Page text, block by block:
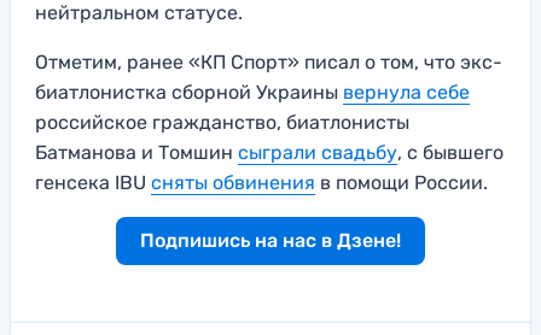
нейтральном статусе.
Отметим, ранее «КП Спорт» писал о том, что экс-
биатлонистка сборной Украины вернула себе
российское гражданство, биатлонисты
Батманова и Томшин сыграли свадьбу, с бывшего
генсека IBU сняты обвинения в помощи России.
Подпишись на нас в Дзене!